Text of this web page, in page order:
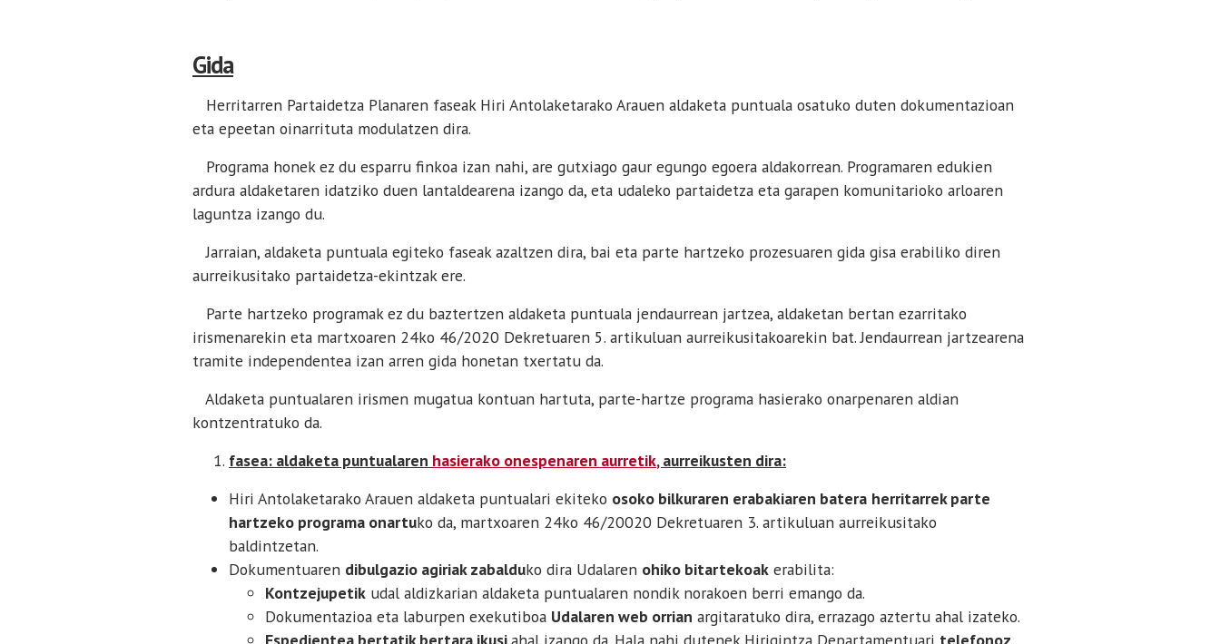
Gida
Herritarren Partaidetza Planaren faseak Hiri Antolaketarako Arauen aldaketa puntuala osatuko duten dokumentazioan
eta epeetan oinarrituta modulatzen dira.
Programa honek ez du esparru finkoa izan nahi, are gutxiago gaur egungo egoera aldakorrean. Programaren edukien
ardura aldaketaren idatziko duen lantaldearena izango da, eta udaleko partaidetza eta garapen komunitarioko arloaren
laguntza izango du.
Jarraian, aldaketa puntuala egiteko faseak azaltzen dira, bai eta parte hartzeko prozesuaren gida gisa erabiliko diren
aurreikusitako partaidetza-ekintzak ere.
Parte hartzeko programak ez du baztertzen aldaketa puntuala jendaurrean jartzea, aldaketan bertan ezarritako
irismenarekin eta martxoaren 24ko 46/2020 Dekretuaren 5. artikuluan aurreikusitakoarekin bat. Jendaurrean jartzearena
tramite independentea izan arren gida honetan txertatu da.
Aldaketa puntualaren irismen mugatua kontuan hartuta, parte-hartze programa hasierako onarpenaren aldian
kontzentratuko da.
fasea: aldaketa puntualaren hasierako onespenaren aurretik, aurreikusten dira:
Hiri Antolaketarako Arauen aldaketa puntualari ekiteko osoko bilkuraren erabakiaren batera herritarrek parte
hartzeko programa onartuko da, martxoaren 24ko 46/20020 Dekretuaren 3. artikuluan aurreikusitako
baldintzetan.
Dokumentuaren dibulgazio agiriak zabalduko dira Udalaren ohiko bitartekoakerabilita:
Kontzejupetikudal aldizkarian aldaketa puntualaren nondik norakoen berri emango da.
Dokumentazioa eta laburpen exekutiboa Udalaren web orrian argitaratuko dira, errazago aztertu ahal izateko.
Espedientea bertatik bertara ikusiahal izango da. Hala nahi dutenek Hirigintza Departamentuari telefonoz